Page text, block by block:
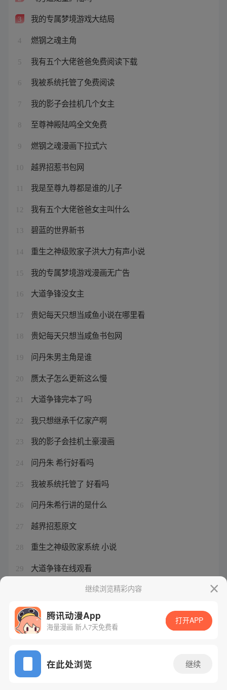
3 我的专属梦境游戏大结局
4 燃钢之魂主角
5 我有五个大佬爸爸免费阅读下载
6 我被系统托管了免费阅读
7 我的影子会挂机几个女主
8 至尊神殿陆鸣全文免费
9 燃钢之魂漫画下拉式六
10 越界招惹书包网
我是至尊九尊都是谁的儿子
12 我有五个大佬爸爸女主叫什么
13 碧蓝的世界新书
14 重生之神级败家子洪大力有声小说
15 我的专属梦境游戏漫画无广告
16 大道争锋没女主
17 贵妃每天只想当咸鱼小说在哪里看
18 贵妃每天只想当咸鱼书包网
19 问丹朱男主角是谁
20 赝太子怎么更新这么慢
21 大道争锋完本了吗
22 我只想继承千亿家产啊
23 我的影子会挂机土豪漫画
24 问丹朱 希行好看吗
25 我被系统托管了 好看吗
26 问丹朱希行讲的是什么
27 越界招惹原文
28 重生之神级败家系统 小说
29 大道争锋在线观看
继续浏览精彩内容
腾讯动漫App
海量漫画 新人7天免费看
打开APP
在此处浏览 继续
网站备案/许可证号：粤B2-20090059-5
Copyright©1998 - 2026 Tencent. All Rights Reserved